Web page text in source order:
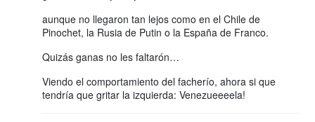
aunque no llegaron tan lejos como en el Chile de
Pinochet, la Rusia de Putin o la España de Franco.
Quizás ganas no les faltarón…
Viendo el comportamiento del facherío, ahora si que
tendría que gritar la izquierda: Venezueeeela!